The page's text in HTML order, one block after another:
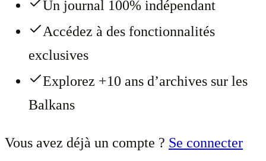
Un journal 100% indépendant
Accédez à des fonctionnalités
exclusives
Explorez +10 ans d’archives sur les
Balkans
Vous avez déjà un compte ? Se connecter